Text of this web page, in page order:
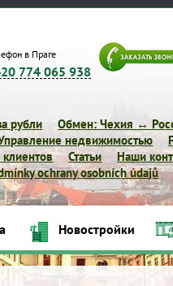
в Праге
774 065 938
рубли
Обмен: Чехия ↔
недвижимостью
Статьи
Наши
ochrany osobních údajů
Новостройки
Новостройки